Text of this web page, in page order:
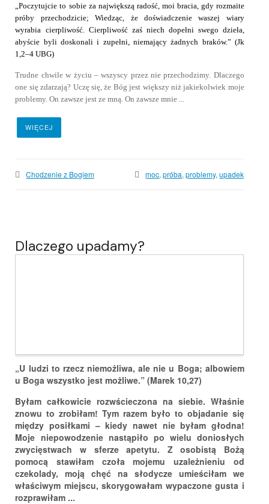
„Poczytujcie to sobie za największą radość, moi bracia, gdy rozmaite
próby przechodzicie; Wiedząc, że doświadczenie waszej wiary
wyrabia cierpliwość. Cierpliwość zaś niech dopełni swego dzieła,
abyście byli doskonali i zupełni, niemający żadnych braków.” (Jk
1,2–4 UBG)
Trudne chwile w życiu – wszyscy przez nie przechodzimy. Dlaczego
one się zdarzają? Uczę się, że Bóg jest większy niż jakiekolwiek moje
problemy. On zawsze jest ze mną. On zawsze mnie ...
WIĘCEJ
Chodzenie z Bogiem moc,próba,problemy,upadek
Dlaczego upadamy?
„U ludzi to rzecz niemożliwa, ale nie u Boga; albowiem
u Boga wszystko jest możliwe.” (Marek 10,27)
Byłam całkowicie rozwścieczona na siebie. Właśnie
znowu to zrobiłam! Tym razem było to objadanie się
między posiłkami – kiedy nawet nie byłam głodna!
Moje niepowodzenie nastąpiło po wielu doniosłych
zwycięstwach w sferze apetytu. Z osobistą Bożą
pomocą stawiłam czoła mojemu uzależnieniu od
czekolady, moją chęć na słodycze umieściłam we
właściwym miejscu, skorygowałam wypaczone gusta i
rozprawiłam ...